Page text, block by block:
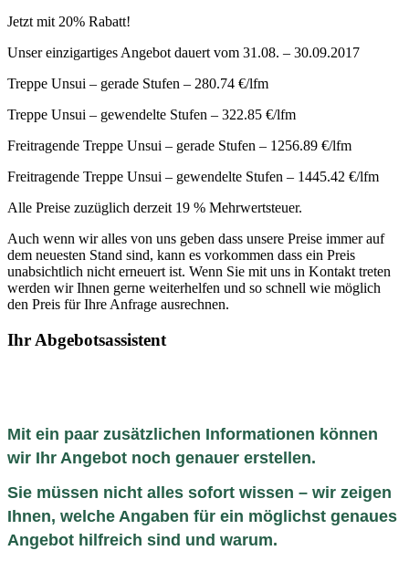
Jetzt mit 20% Rabatt!
Unser einzigartiges Angebot dauert vom 31.08. – 30.09.2017
Treppe Unsui – gerade Stufen – 280.74 €/lfm
Treppe Unsui – gewendelte Stufen – 322.85 €/lfm
Freitragende Treppe Unsui – gerade Stufen – 1256.89 €/lfm
Freitragende Treppe Unsui – gewendelte Stufen – 1445.42 €/lfm
Alle Preise zuzüglich derzeit 19 % Mehrwertsteuer.
Auch wenn wir alles von uns geben dass unsere Preise immer auf
dem neuesten Stand sind, kann es vorkommen dass ein Preis
unabsichtlich nicht erneuert ist. Wenn Sie mit uns in Kontakt treten
werden wir Ihnen gerne weiterhelfen und so schnell wie möglich
den Preis für Ihre Anfrage ausrechnen.
Ihr Abgebotsassistent
Mit ein paar zusätzlichen Informationen können
wir Ihr Angebot noch genauer erstellen.
Sie müssen nicht alles sofort wissen – wir zeigen
Ihnen, welche Angaben für ein möglichst genaues
Angebot hilfreich sind und warum.